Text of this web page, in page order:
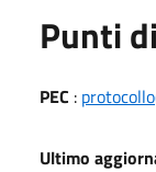
Punti
PEC :
Ultimo